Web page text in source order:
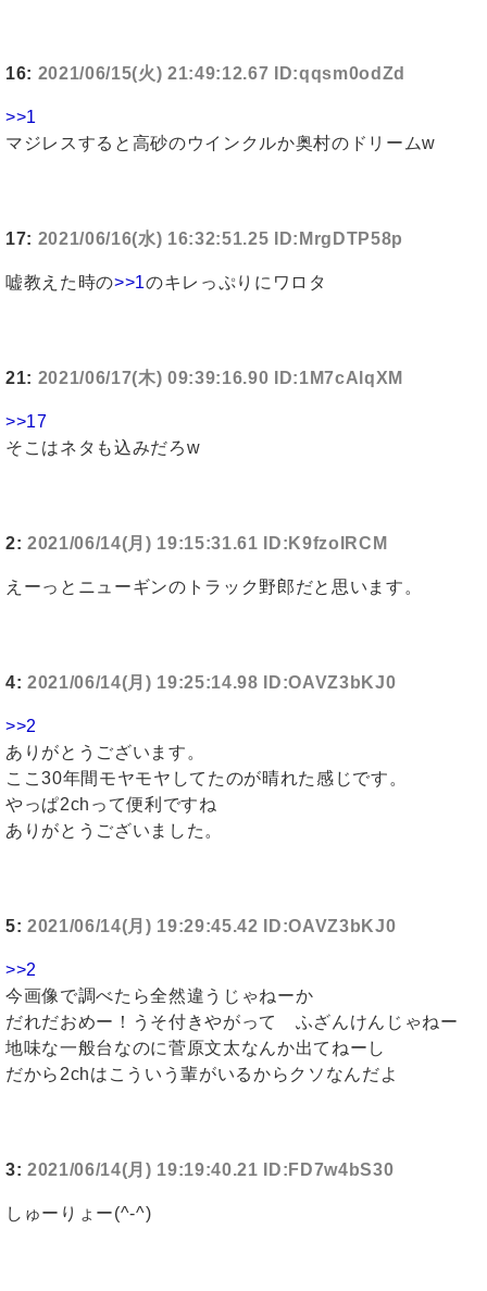
16: 2021/06/15(火) 21:49:12.67 ID:qqsm0odZd
>>1
マジレスすると高砂のウインクルか奥村のドリームw
17: 2021/06/16(水) 16:32:51.25 ID:MrgDTP58p
嘘教えた時の>>1のキレっぷりにワロタ
21: 2021/06/17(木) 09:39:16.90 ID:1M7cAlqXM
>>17
そこはネタも込みだろw
2: 2021/06/14(月) 19:15:31.61 ID:K9fzoIRCM
えーっとニューギンのトラック野郎だと思います。
4: 2021/06/14(月) 19:25:14.98 ID:OAVZ3bKJ0
>>2
ありがとうございます。
ここ30年間モヤモヤしてたのが晴れた感じです。
やっぱ2chって便利ですね
ありがとうございました。
5: 2021/06/14(月) 19:29:45.42 ID:OAVZ3bKJ0
>>2
今画像で調べたら全然違うじゃねーか
だれだおめー！うそ付きやがって ふざんけんじゃねー
地味な一般台なのに菅原文太なんか出てねーし
だから2chはこういう輩がいるからクソなんだよ
3: 2021/06/14(月) 19:19:40.21 ID:FD7w4bS30
しゅーりょー(^-^)